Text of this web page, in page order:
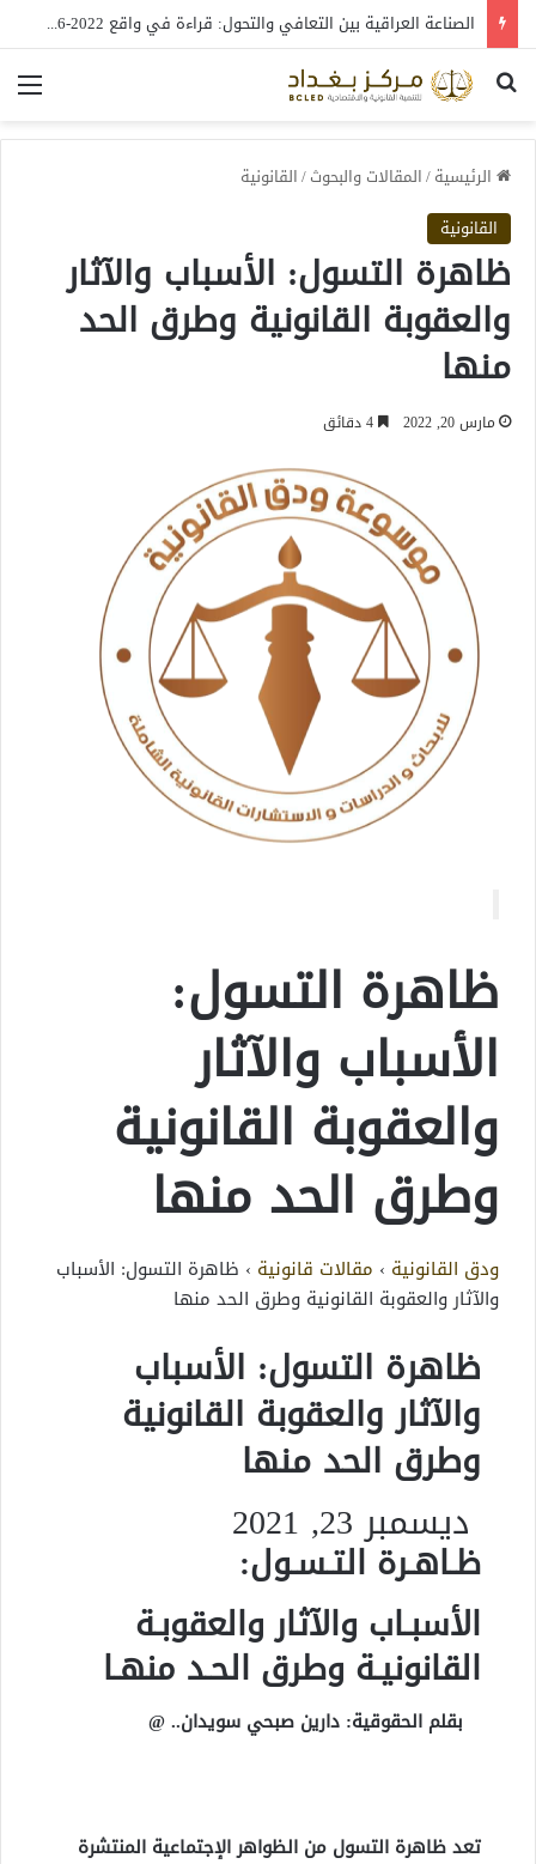
الصناعة العراقية بين التعافي والتحول: قراءة في واقع 2022-2026
بحث عن
الرئيسية/المقالات والبحوث/القانونية
القانونية
ظاهرة التسول: الأسباب والآثار
والعقوبة القانونية وطرق الحد
منها
مارس 20, 2022
ظاهرة التسول:
الأسباب والآثار
والعقوبة القانونية
وطرق الحد منها
ودق القانونية › مقالات قانونية › ظاهرة التسول: الأسباب
والآثار والعقوبة القانونية وطرق الحد منها
ظاهرة التسول: الأسباب
والآثار والعقوبة القانونية
وطرق الحد منها
ديسمبر 23, 2021
ظـاهـرة التـسـول:
الأسبـاب والآثار والعقوبـة
القانونيـة وطرق الحـد منهـا
بقلم الحقوقية: دارين صبحي سويدان.. @
تعد ظاهرة التسول من الظواهر الإجتماعية المنتشرة